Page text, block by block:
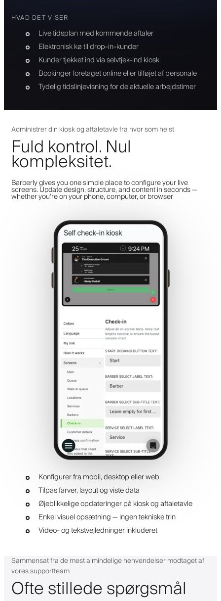
HVAD DET VISER
Live tidsplan med kommende aftaler
Elektronisk kø til drop-in-kunder
Kunder tjekket ind via selvtjek-ind kiosk
Bookinger foretaget online eller tilføjet af personale
Tydelig tidslinjevisning for de aktuelle arbejdstimer
Administrer din kiosk og aftaletavle fra hvor som helst
Fuld kontrol. Nul
kompleksitet.
Barberly gives you one simple place to configure your live
screens. Update design, structure, and content in seconds —
whether you're on your phone, computer, or browser
Konfigurer fra mobil, desktop eller web
Tilpas farver, layout og viste data
Øjeblikkelige opdateringer på kiosk og aftaletavle
Enkel visuel opsætning — ingen tekniske trin
Video- og tekstvejledninger inkluderet
Sammensat fra de mest almindelige henvendelser modtaget af
vores supportteam
Ofte stillede spørgsmål